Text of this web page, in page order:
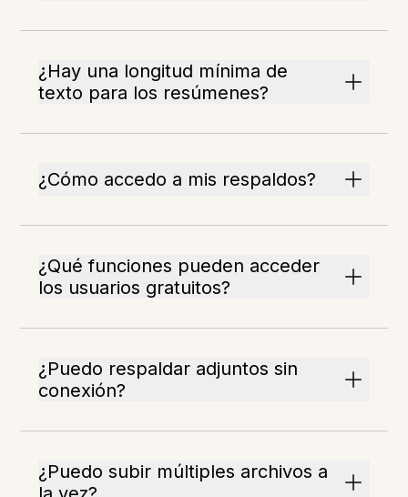
¿Hay una longitud mínima de
texto para los resúmenes?
¿Cómo accedo a mis respaldos?
¿Qué funciones pueden acceder
los usuarios gratuitos?
¿Puedo respaldar adjuntos sin
conexión?
¿Puedo subir múltiples archivos a